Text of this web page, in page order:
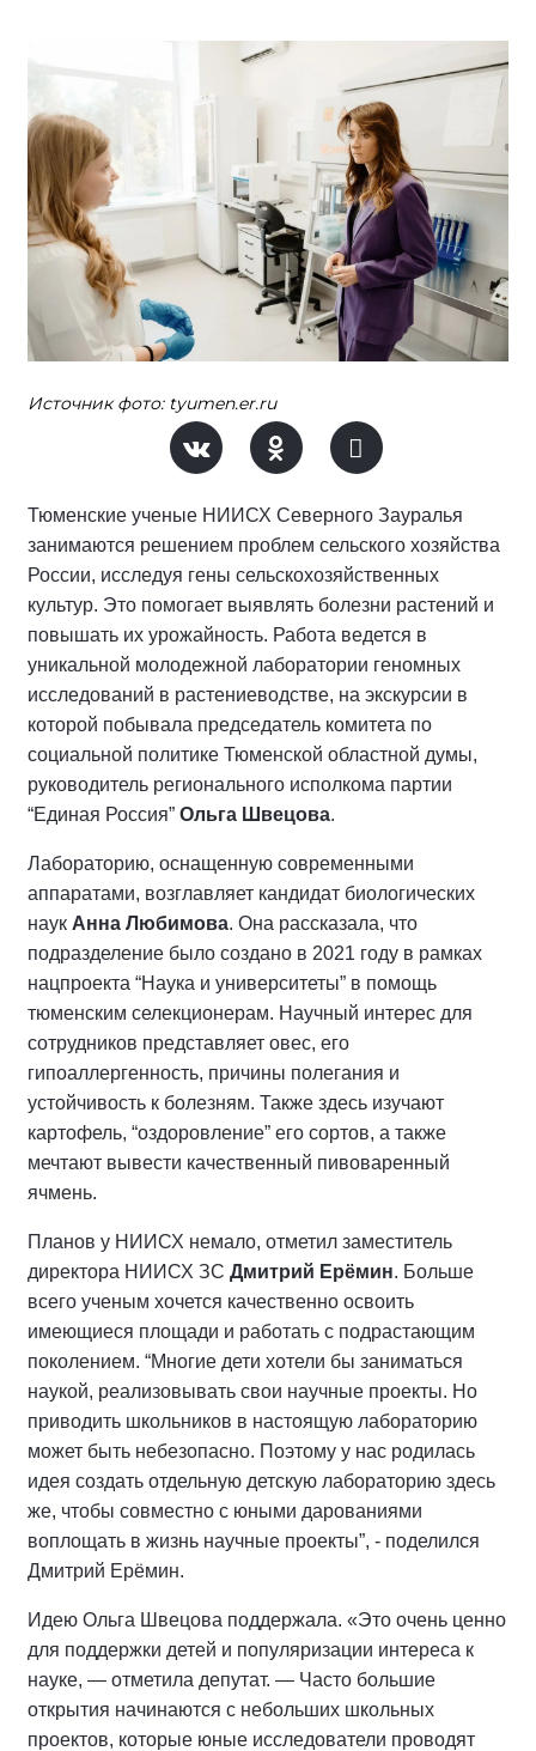
Источник фото: tyumen.er.ru
Тюменские ученые НИИСХ Северного Зауралья
занимаются решением проблем сельского хозяйства
России, исследуя гены сельскохозяйственных
культур. Это помогает выявлять болезни растений и
повышать их урожайность. Работа ведется в
уникальной молодежной лаборатории геномных
исследований в растениеводстве, на экскурсии в
которой побывала председатель комитета по
социальной политике Тюменской областной думы,
руководитель регионального исполкома партии
“Единая Россия” Ольга Швецова.
Лабораторию, оснащенную современными
аппаратами, возглавляет кандидат биологических
наук Анна Любимова. Она рассказала, что
подразделение было создано в 2021 году в рамках
нацпроекта “Наука и университеты” в помощь
тюменским селекционерам. Научный интерес для
сотрудников представляет овес, его
гипоаллергенность, причины полегания и
устойчивость к болезням. Также здесь изучают
картофель, “оздоровление” его сортов, а также
мечтают вывести качественный пивоваренный
ячмень.
Планов у НИИСХ немало, отметил заместитель
директора НИИСХ ЗС Дмитрий Ерёмин. Больше
всего ученым хочется качественно освоить
имеющиеся площади и работать с подрастающим
поколением. “Многие дети хотели бы заниматься
наукой, реализовывать свои научные проекты. Но
приводить школьников в настоящую лабораторию
может быть небезопасно. Поэтому у нас родилась
идея создать отдельную детскую лабораторию здесь
же, чтобы совместно с юными дарованиями
воплощать в жизнь научные проекты”, - поделился
Дмитрий Ерёмин.
Идею Ольга Швецова поддержала. «Это очень ценно
для поддержки детей и популяризации интереса к
науке, — отметила депутат. — Часто большие
открытия начинаются с небольших школьных
проектов, которые юные исследователи проводят